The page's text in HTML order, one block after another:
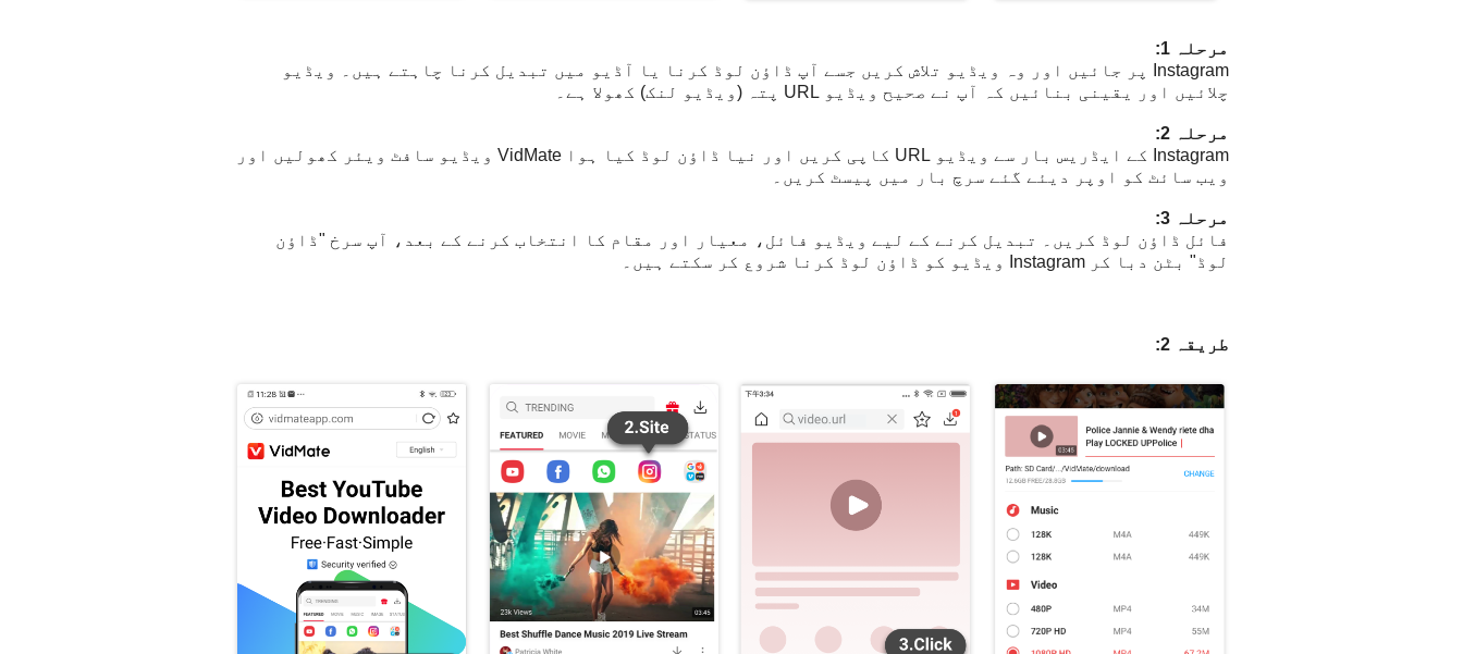
مرحلہ 1:
Instagram پر جائیں اور وہ ویڈیو تلاش کریں جسے آپ ڈاؤن لوڈ کرنا یا آڈیو میں تبدیل کرنا چاہتے ہیں۔ ویڈیو
چلائیں اور یقینی بنائیں کہ آپ نے صحیح ویڈیو URL پتہ (ویڈیو لنک) کھولا ہے۔
مرحلہ 2:
Instagram کے ایڈریس بار سے ویڈیو URL کاپی کریں اور نیا ڈاؤن لوڈ کیا ہوا VidMate ویڈیو سافٹ ویئر کھولیں اور
ویب سائٹ کو اوپر دیئے گئے سرچ بار میں پیسٹ کریں۔
مرحلہ 3:
فائل ڈاؤن لوڈ کریں۔ تبدیل کرنے کے لیے ویڈیو فائل، معیار اور مقام کا انتخاب کرنے کے بعد، آپ سرخ "ڈاؤن
لوڈ" بٹن دبا کر Instagram ویڈیو کو ڈاؤن لوڈ کرنا شروع کر سکتے ہیں۔
طریقہ 2: